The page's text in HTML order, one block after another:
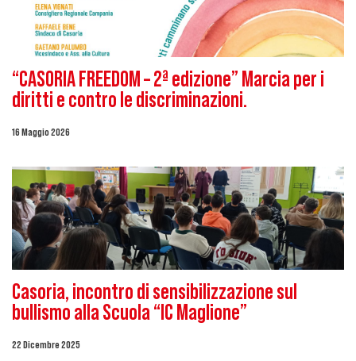
“CASORIA FREEDOM – 2ª edizione” Marcia per i
diritti e contro le discriminazioni.
16 Maggio 2026
Casoria, incontro di sensibilizzazione sul
bullismo alla Scuola “IC Maglione”
22 Dicembre 2025